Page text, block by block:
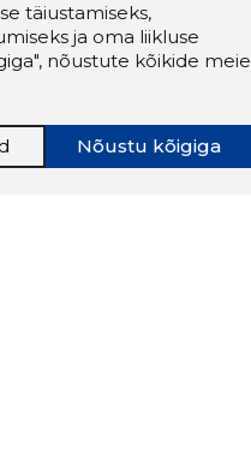
täiustamiseks,
ja oma liikluse
nõustute kõikide meie
Nõustu kõigiga